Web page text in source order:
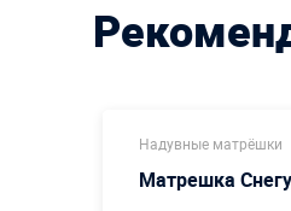
Надувные матрёшки
Матрешка